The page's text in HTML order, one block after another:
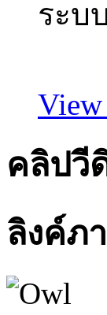
ระบ
คลิปวี
ลิงค์ภ